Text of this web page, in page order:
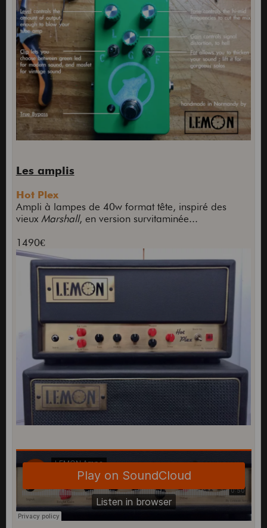
Les amplis
Hot Plex
Ampli à lampes de 40w format tête, inspiré des
vieux Marshall, en version survitaminée...
1490€